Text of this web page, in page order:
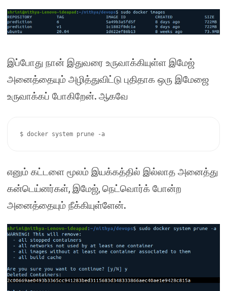
இப்போது நான் இதுவரை உருவாக்கியுள்ள இமேஜ்
அனைத்தையும் அழித்துவிட்டு புதிதாக ஒரு இமேஜை
உருவாக்கப் போகிறேன். ஆகவே
$ docker system prune -a
எனும் கட்டளை மூலம் இயக்கத்தில் இல்லாத அனைத்து
கன்டெய்னர்கள், இமேஜ், நெட்வொர்க் போன்ற
அனைத்தையும் நீக்கியுள்ளேன்.